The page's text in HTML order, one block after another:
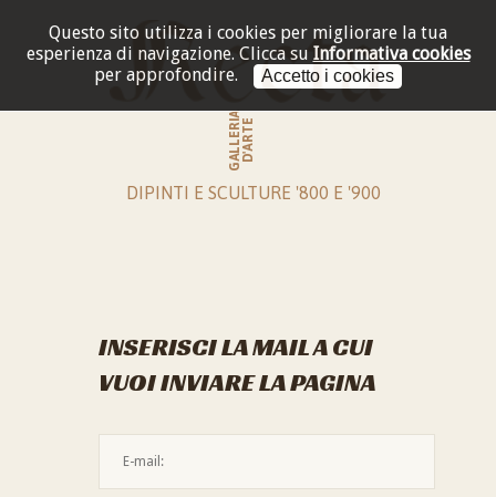
Questo sito utilizza i cookies per migliorare la tua
esperienza di navigazione. Clicca su Informativa cookies
per approfondire.
Accetto i cookies
GALLERIAD'ARTE
DIPINTI E SCULTURE '800 E '900
INSERISCI LA MAIL A CUI
VUOI INVIARE LA PAGINA